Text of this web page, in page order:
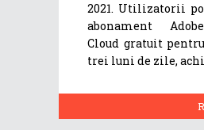
2021. Utilizatorii
abonament
Cloud gratuit
trei luni de zile,